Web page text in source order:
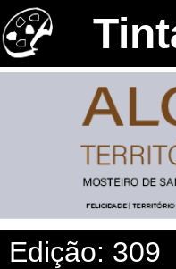
Edição: 309